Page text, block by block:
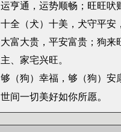
运亨通，运势顺畅；旺旺吠
十全（犬）十美，犬守平安
大富大贵，平安富贵；狗来
主、家宅兴旺。
够（狗）幸福，够（狗）安
世间一切美好如你所愿。